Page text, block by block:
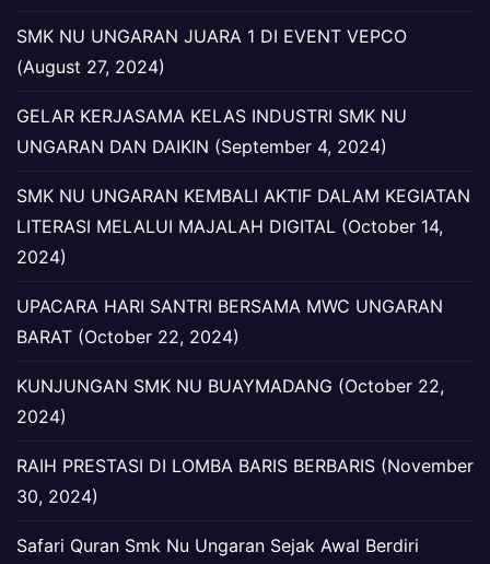
SMK NU UNGARAN JUARA 1 DI EVENT VEPCO
(August 27, 2024)
GELAR KERJASAMA KELAS INDUSTRI SMK NU
UNGARAN DAN DAIKIN (September 4, 2024)
SMK NU UNGARAN KEMBALI AKTIF DALAM KEGIATAN
LITERASI MELALUI MAJALAH DIGITAL (October 14,
2024)
UPACARA HARI SANTRI BERSAMA MWC UNGARAN
BARAT (October 22, 2024)
KUNJUNGAN SMK NU BUAYMADANG (October 22,
2024)
RAIH PRESTASI DI LOMBA BARIS BERBARIS (November
30, 2024)
Safari Quran Smk Nu Ungaran Sejak Awal Berdiri